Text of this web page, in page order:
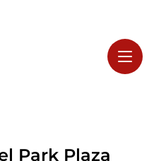
Park Plaza